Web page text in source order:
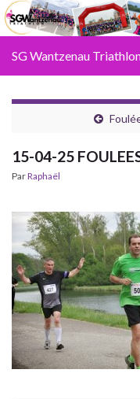
SG Wantzenau
15-04-25
ParRaphaël